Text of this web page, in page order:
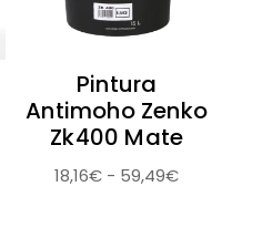
Pintura
Antimoho Zenko
Zk400 Mate
18,16€ - 59,49€Rango